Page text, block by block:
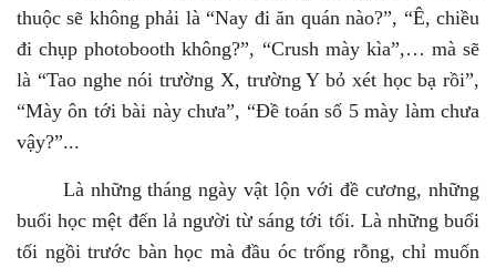
thuộc sẽ không phải là “Nay đi ăn quán nào?”, “Ê, chiều
đi chụp photobooth không?”, “Crush mày kìa”,… mà sẽ
là “Tao nghe nói trường X, trường Y bỏ xét học bạ rồi”,
“Mày ôn tới bài này chưa”, “Đề toán số 5 mày làm chưa
vậy?”...
Là những tháng ngày vật lộn với đề cương, những
buổi học mệt đến lả người từ sáng tới tối. Là những buổi
tối ngồi trước bàn học mà đầu óc trống rỗng, chỉ muốn